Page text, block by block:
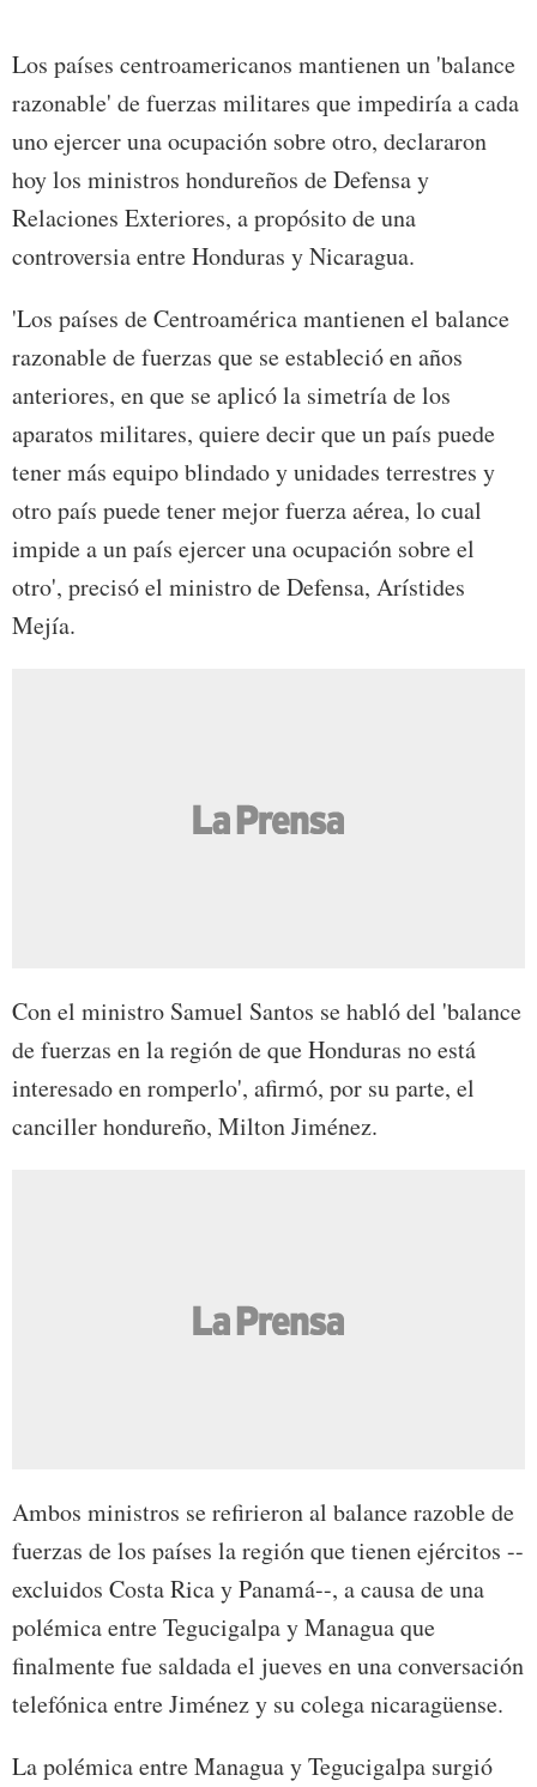
Los países centroamericanos mantienen un 'balance
razonable' de fuerzas militares que impediría a cada
uno ejercer una ocupación sobre otro, declararon
hoy los ministros hondureños de Defensa y
Relaciones Exteriores, a propósito de una
controversia entre Honduras y Nicaragua.
'Los países de Centroamérica mantienen el balance
razonable de fuerzas que se estableció en años
anteriores, en que se aplicó la simetría de los
aparatos militares, quiere decir que un país puede
tener más equipo blindado y unidades terrestres y
otro país puede tener mejor fuerza aérea, lo cual
impide a un país ejercer una ocupación sobre el
otro', precisó el ministro de Defensa, Arístides
Mejía.
Con el ministro Samuel Santos se habló del 'balance
de fuerzas en la región de que Honduras no está
interesado en romperlo', afirmó, por su parte, el
canciller hondureño, Milton Jiménez.
Ambos ministros se refirieron al balance razoble de
fuerzas de los países la región que tienen ejércitos --
excluidos Costa Rica y Panamá--, a causa de una
polémica entre Tegucigalpa y Managua que
finalmente fue saldada el jueves en una conversación
telefónica entre Jiménez y su colega nicaragüense.
La polémica entre Managua y Tegucigalpa surgió